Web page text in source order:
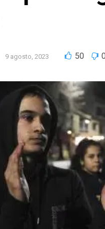
9 agosto, 2023 50